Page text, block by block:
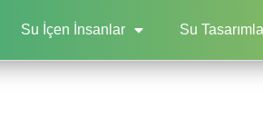
Su İçen İnsanlar Su